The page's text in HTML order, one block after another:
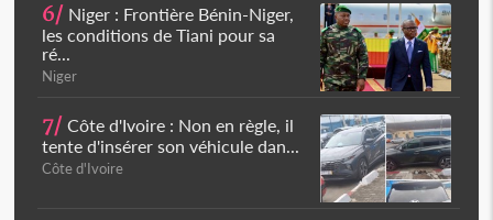
6/ Niger : Frontière Bénin-Niger,
les conditions de Tiani pour sa
ré...
Niger
7/ Côte d'Ivoire : Non en règle, il
tente d'insérer son véhicule dan...
Côte d'Ivoire